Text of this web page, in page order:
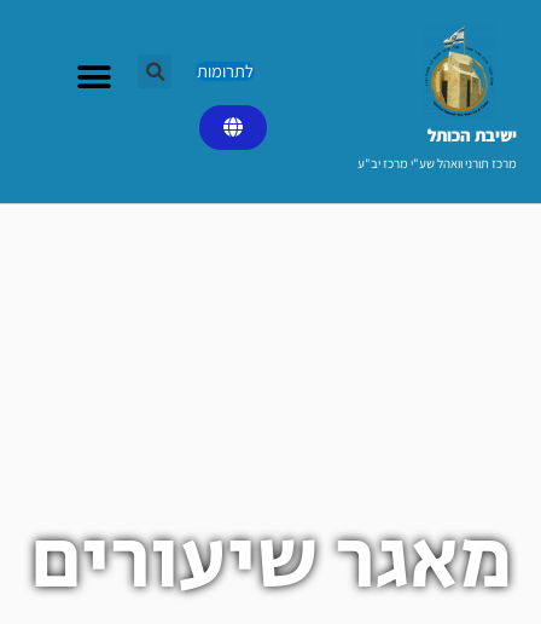
ישיבת הכותל​
מרכז תורני וואהל שע"י מרכז יב"ע
לתרומות
מאגר שיעורים